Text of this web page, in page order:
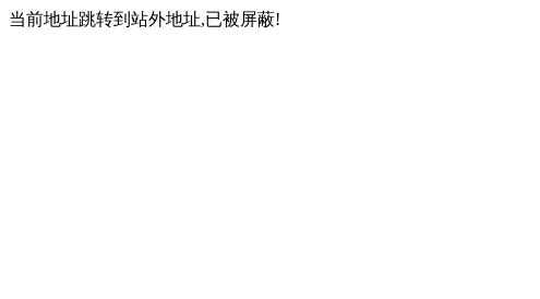
当前地址跳转到站外地址,已被屏蔽!